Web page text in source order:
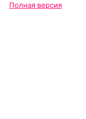
Полная версия